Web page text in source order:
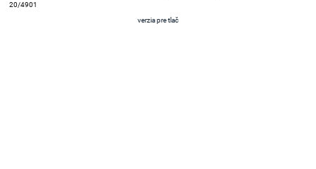
20/4901
verzia pre tlač